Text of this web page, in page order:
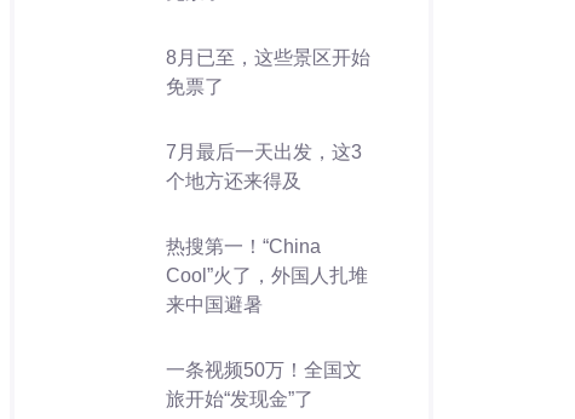
8月已至，这些景区开始
免票了
7月最后一天出发，这3
个地方还来得及
热搜第一！“China
Cool”火了，外国人扎堆
来中国避暑
一条视频50万！全国文
旅开始“发现金”了